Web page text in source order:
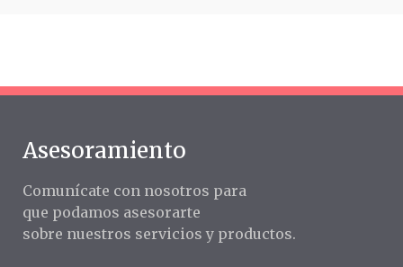
Asesoramiento
Comunícate con nosotros para
que podamos asesorarte
sobre nuestros servicios y productos.